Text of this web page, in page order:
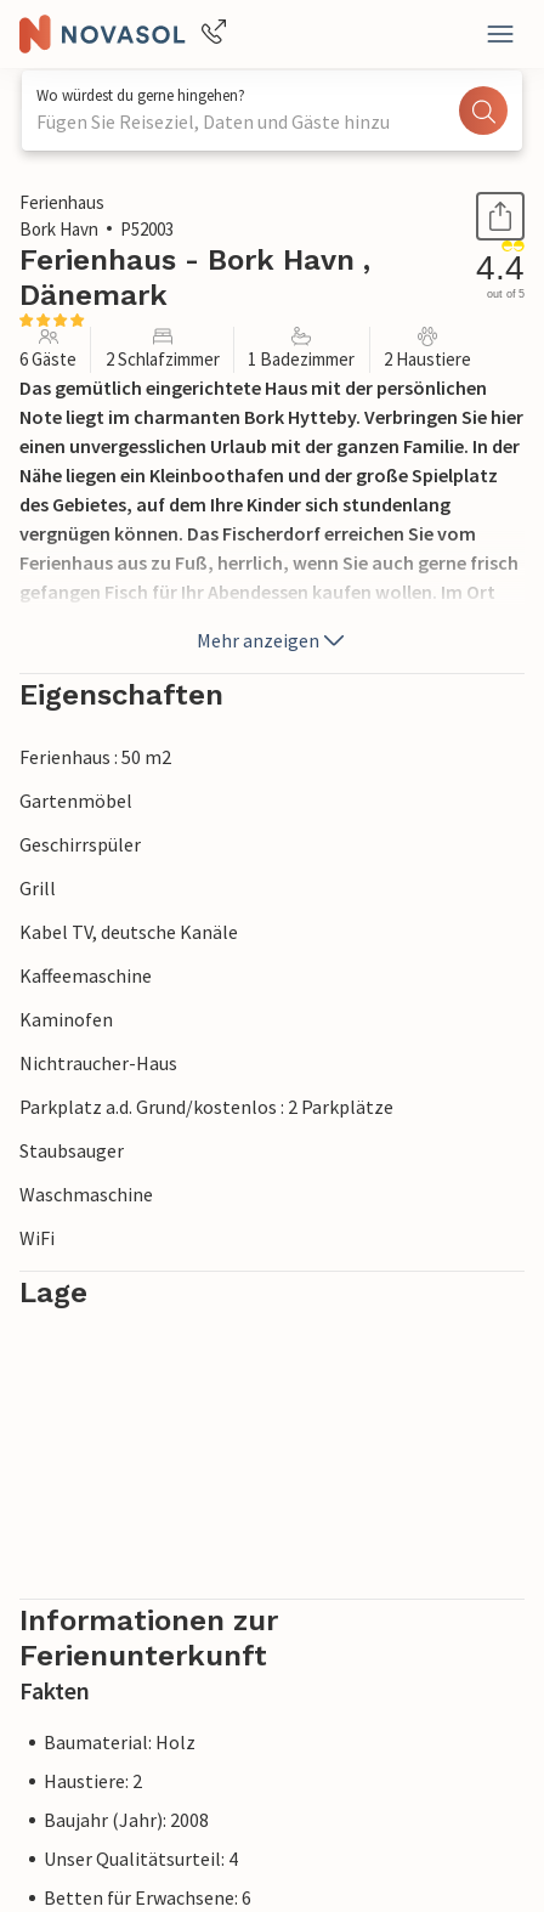
Wo würdest du gerne hingehen?
Fügen Sie Reiseziel, Daten und Gäste hinzu
1 / 14
Ferienhaus
Bork Havn
P52003
Ferienhaus - Bork Havn ,
Dänemark
4.4
out of 5
6 Gäste 2 Schlafzimmer 1 Badezimmer 2 Haustiere
Das gemütlich eingerichtete Haus mit der persönlichen
Note liegt im charmanten Bork Hytteby. Verbringen Sie hier
einen unvergesslichen Urlaub mit der ganzen Familie. In der
Nähe liegen ein Kleinboothafen und der große Spielplatz
des Gebietes, auf dem Ihre Kinder sich stundenlang
vergnügen können. Das Fischerdorf erreichen Sie vom
Ferienhaus aus zu Fuß, herrlich, wenn Sie auch gerne frisch
gefangen Fisch für Ihr Abendessen kaufen wollen. Im Ort
Die Nordsee und ihr herrlicher Strand liegen nur 7 km
entfernt. Genießen Sie hier viele Sonnenstunden und
wunderbare Spaziergänge, bei denen Sie Ausschau nach
Mehr anzeigen
Eigenschaften
Ferienhaus : 50 m2
Gartenmöbel
Geschirrspüler
Grill
Kabel TV, deutsche Kanäle
Kaffeemaschine
Kaminofen
Nichtraucher-Haus
Parkplatz a.d. Grund/kostenlos : 2 Parkplätze
Staubsauger
Waschmaschine
WiFi
Lage
Informationen zur
Ferienunterkunft
Fakten
Baumaterial: Holz
Haustiere: 2
Baujahr (Jahr): 2008
Unser Qualitätsurteil: 4
Betten für Erwachsene: 6